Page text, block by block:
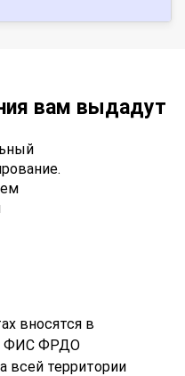
вам выдадут
вносятся в
ФИС ФРДО
всей территории